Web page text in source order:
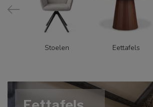
Stoelen Eettafels